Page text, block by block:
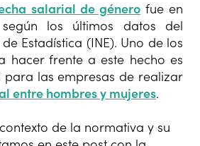
salarial de génerofue en
según los últimos datos del
Estadística (INE). Uno de los
hacer frente a este hecho es
las empresas de realizar
entre hombres y mujeres.
de la normativa y su